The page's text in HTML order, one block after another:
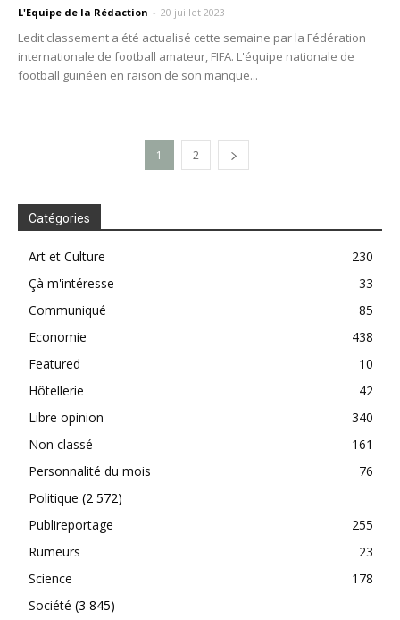
L'Equipe de la Rédaction - 20 juillet 2023
Ledit classement a été actualisé cette semaine par la Fédération
internationale de football amateur, FIFA. L'équipe nationale de
football guinéen en raison de son manque...
1 2
Catégories
Art et Culture
230
Çà m'intéresse
33
Communiqué
85
Economie
438
Featured
10
Hôtellerie
42
Libre opinion
340
Non classé
161
Personnalité du mois
76
Politique (2 572)
Publireportage
255
Rumeurs
23
Science
178
Société (3 845)